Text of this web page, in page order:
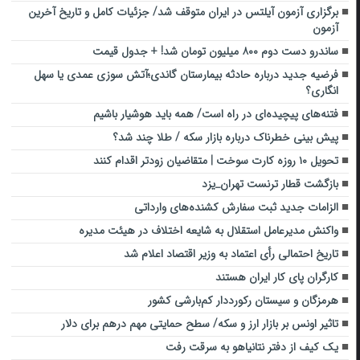
برگزاری آزمون آیلتس در ایران متوقف شد/ جزئیات کامل و تاریخ آخرین
آزمون
ساندرو دست دوم ۸۰۰ میلیون تومان شد! + جدول قیمت
فرضیه جدید درباره حادثه بیمارستان گاندی؛آتش سوزی عمدی یا سهل
انگاری؟
فتنه‌های پیچیده‌ای در راه است/ همه باید هوشیار باشیم
پیش بینی خطرناک درباره بازار سکه / طلا چند شد؟
تحویل ۱۰ روزه کارت سوخت | متقاضیان زودتر اقدام کنند
بازگشت قطار ترنست‌ تهران_یزد
الزامات جدید ثبت سفارش کشنده‌های وارداتی
واکنش مدیرعامل استقلال به شایعه اختلاف در هیئت مدیره
تاریخ احتمالی رأی اعتماد به وزیر اقتصاد اعلام شد
کارگران پای کار ایران هستند
هرمزگان و سیستان رکورددار کم‌بارشی کشور
تاثیر اونس بر بازار ارز و سکه/ سطح حمایتی مهم درهم برای دلار
یک کیف از دفتر نتانیاهو به سرقت رفت